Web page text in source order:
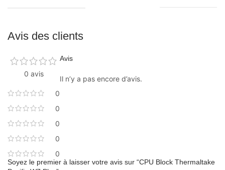
Avis des clients
0 avis
0
0
0
0
0
Avis
Il n’y a pas encore d’avis.
Soyez le premier à laisser votre avis sur “CPU Block Thermaltake